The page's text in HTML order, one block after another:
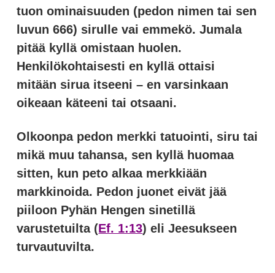
tuon ominaisuuden (pedon nimen tai sen
luvun 666) sirulle vai emmekö. Jumala
pitää kyllä omistaan huolen.
Henkilökohtaisesti en kyllä ottaisi
mitään sirua itseeni – en varsinkaan
oikeaan käteeni tai otsaani.
Olkoonpa pedon merkki tatuointi, siru tai
mikä muu tahansa, sen kyllä huomaa
sitten, kun peto alkaa merkkiään
markkinoida. Pedon juonet eivät jää
piiloon Pyhän Hengen sinetillä
varustetuilta (Ef. 1:13) eli Jeesukseen
turvautuvilta.